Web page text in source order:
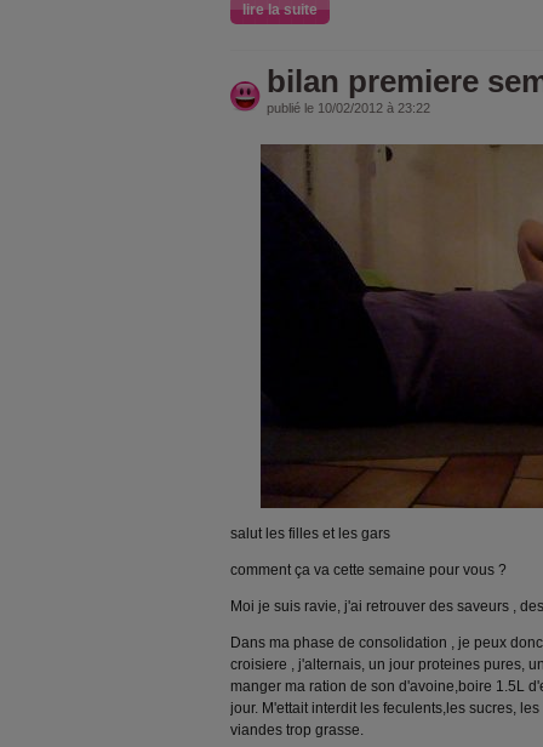
lire la suite
bilan premiere
publié le 10/02/2012 à 23:22
salut les filles et les gars
comment ça va cette semaine pour vous ?
Moi je suis ravie, j'ai retrouver des saveurs ,
Dans ma phase de consolidation , je peux
croisiere , j'alternais, un jour proteines pures,
manger ma ration de son d'avoine,boire 1.5L
jour. M'ettait interdit les feculents,les sucres,
viandes trop grasse.